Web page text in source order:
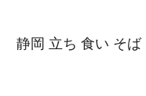
静岡 立ち 食い そば